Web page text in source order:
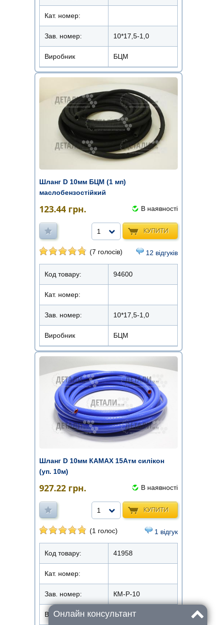
Кат. номер:
Зав. номер: 10*17,5-1,0
Виробник БЦМ
Шланг D 10мм БЦМ (1 мп)
маслобензостійкий
123.44 грн. В наявності
КУПИТИ
1
(7 голосів) 12 відгуків
Код товару: 94600
Кат. номер:
Зав. номер: 10*17,5-1,0
Виробник БЦМ
Шланг D 10мм КАМАХ 15Атм силікон
(уп. 10м)
927.22 грн. В наявності
КУПИТИ
1
(1 голос) 1 відгук
Код товару: 41958
Кат. номер:
Зав. номер: КM-Р-10
Виробник КАМАХ
Онлайн консультант